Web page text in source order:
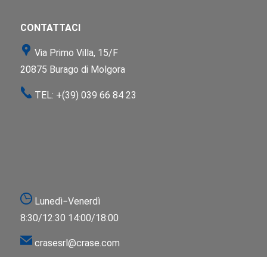
CONTATTACI
Via Primo Villa, 15/F
20875 Burago di Molgora
TEL: +(39) 039 66 84 23
Lunedì−Venerdì
8:30/12:30 14:00/18:00
crasesrl@crase.com